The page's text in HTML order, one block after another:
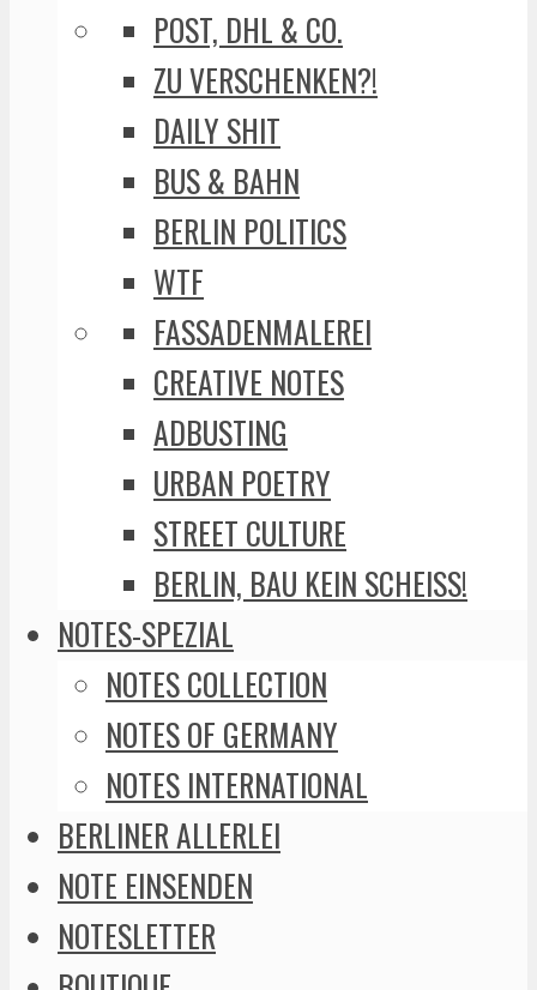
POST, DHL & CO.
ZU VERSCHENKEN?!
DAILY SHIT
BUS & BAHN
BERLIN POLITICS
WTF
FASSADENMALEREI
CREATIVE NOTES
ADBUSTING
URBAN POETRY
STREET CULTURE
BERLIN, BAU KEIN SCHEISS!
NOTES-SPEZIAL
NOTES COLLECTION
NOTES OF GERMANY
NOTES INTERNATIONAL
BERLINER ALLERLEI
NOTE EINSENDEN
NOTESLETTER